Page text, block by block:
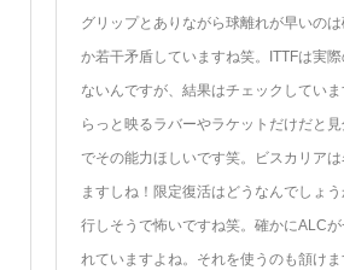
グリップとありながら球離れが早いの
か若干矛盾していますね笑。ITTFは実
ないんですが、結果はチェックしてい
らっと映るラバーやラケットだけだと
でその能力ほしいです笑。ビスカリア
ますしね！限定復活はどうなんでしょ
行しそうで怖いですね笑。確かにALC
れていますよね。それを使うのも頷け